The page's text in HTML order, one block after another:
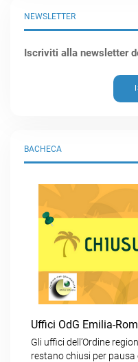
BACHECA
Uffici OdG Emilia-
Gli uffici dell’Ordine
restano chiusi per
NEWSLETTER
Iscriviti alla newsletter